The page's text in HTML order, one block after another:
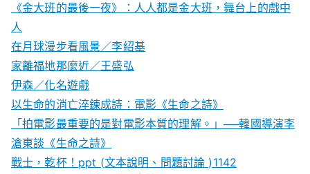
《金大班的最後一夜》：人人都是金大班，舞台上的戲中
人
在月球漫步看風景／李紹基
家離福地那麼近／王盛弘
伊森／化名遊戲
以生命的消亡淬鍊成詩：電影《生命之詩》
「拍電影最重要的是對電影本質的理解。」──韓國導演李
滄東談《生命之詩》
戰士，乾杯！ppt (文本說明、問題討論 )1142